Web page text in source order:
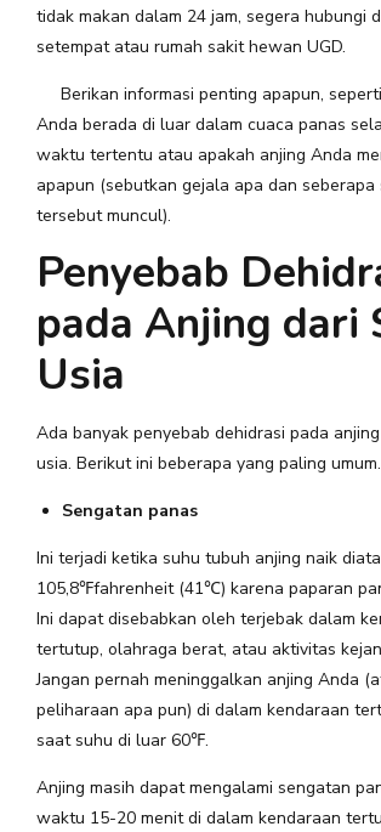
tidak makan dalam 24 jam, segera hubungi
setempat atau rumah sakit hewan UGD.
Berikan informasi penting apapun,
Anda berada di luar dalam cuaca panas
waktu tertentu atau apakah anjing Anda
apapun (sebutkan gejala apa dan seberapa
tersebut muncul).
Penyebab
pada Anjing dari
Usia
Ada banyak penyebab dehidrasi pada
usia. Berikut ini beberapa yang paling umum.
Sengatan panas
Ini terjadi ketika suhu tubuh anjing naik
105,8℉fahrenheit (41℃) karena paparan
Ini dapat disebabkan oleh terjebak dalam
tertutup, olahraga berat, atau aktivitas
Jangan pernah meninggalkan anjing Anda
peliharaan apa pun) di dalam kendaraan
saat suhu di luar 60℉.
Anjing masih dapat mengalami sengatan
waktu 15-20 menit di dalam kendaraan